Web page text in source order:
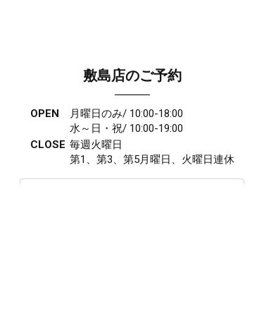
敷島店のご予約
OPEN
月曜日のみ/ 10:00-18:00
水～日・祝/ 10:00-19:00
CLOSE 毎週火曜日
第1、第3、第5月曜日、火曜日連休